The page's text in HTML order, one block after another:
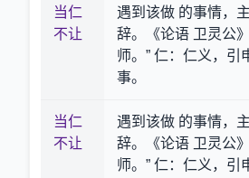
当仁
不让
遇到该做 的事情，
辞。《论语 卫灵公
师。” 仁：仁义，引
事。
当仁
不让
遇到该做 的事情，
辞。《论语 卫灵公
师。” 仁：仁义，引